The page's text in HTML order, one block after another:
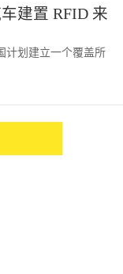
建置 RFID 来
计划建立一个覆盖所